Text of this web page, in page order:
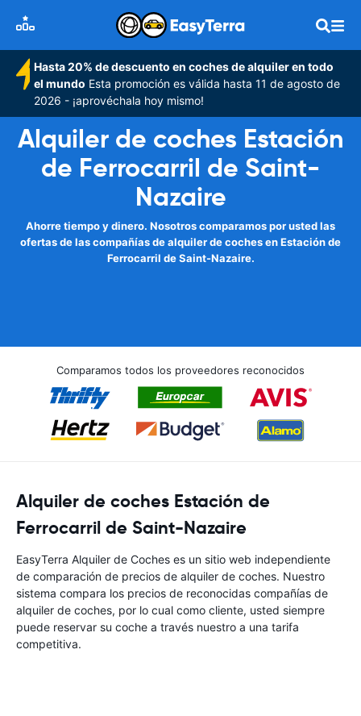
Hasta 20% de descuento en coches de alquiler en todo
el mundo Esta promoción es válida hasta 11 de agosto de
2026 - ¡aprovéchala hoy mismo!
Alquiler de coches Estación
de Ferrocarril de Saint-
Nazaire
Ahorre tiempo y dinero. Nosotros comparamos por usted las
ofertas de las compañías de alquiler de coches en Estación de
Ferrocarril de Saint-Nazaire.
Comparamos todos los proveedores reconocidos
Alquiler de coches Estación de
Ferrocarril de Saint-Nazaire
EasyTerra Alquiler de Coches es un sitio web independiente
de comparación de precios de alquiler de coches. Nuestro
sistema compara los precios de reconocidas compañías de
alquiler de coches, por lo cual como cliente, usted siempre
puede reservar su coche a través nuestro a una tarifa
competitiva.